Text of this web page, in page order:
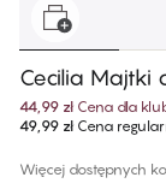
Cecilia Majtki
m
44,99 zł Cena dla
49,99 złCena
Więcej dostępnych